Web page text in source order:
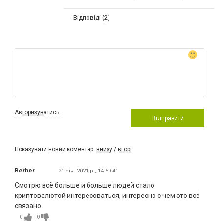
Відповіді (2)
Авторизуватись
Відправити
Показувати новий коментар: внизу / вгорі
Berber 21 січ. 2021 р., 14:59:41
Смотрю всё больше и больше людей стало
криптовалютой интересоваться, интересно с чем это всё
связано.
0 0